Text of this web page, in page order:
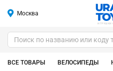
Москва
ИГРУШКИ
ВСЕ ТОВАРЫ ВЕЛОСИПЕДЫ